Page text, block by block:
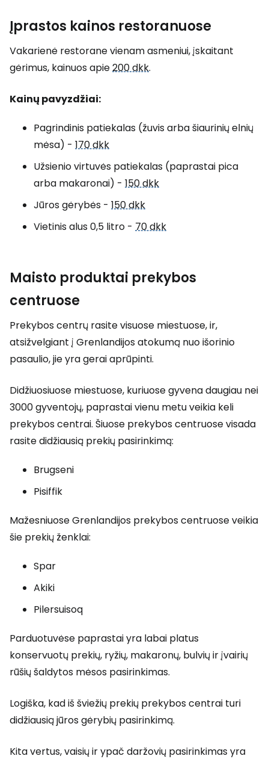
Įprastos kainos restoranuose
Vakarienė restorane vienam asmeniui, įskaitant
gėrimus, kainuos apie200 dkk.
Kainų pavyzdžiai:
Pagrindinis patiekalas (žuvis arba šiaurinių elnių
mėsa) - 170 dkk
Užsienio virtuvės patiekalas (paprastai pica
arba makaronai) - 150 dkk
Jūros gėrybės - 150 dkk
Vietinis alus 0,5 litro - 70 dkk
Maisto produktai prekybos
centruose
Prekybos centrų rasite visuose miestuose, ir,
atsižvelgiant į Grenlandijos atokumą nuo išorinio
pasaulio, jie yra gerai aprūpinti.
Didžiuosiuose miestuose, kuriuose gyvena daugiau nei
3000 gyventojų, paprastai vienu metu veikia keli
prekybos centrai. Šiuose prekybos centruose visada
rasite didžiausią prekių pasirinkimą:
Brugseni
Pisiffik
Mažesniuose Grenlandijos prekybos centruose veikia
šie prekių ženklai:
Spar
Akiki
Pilersuisoq
Parduotuvėse paprastai yra labai platus
konservuotų prekių, ryžių, makaronų, bulvių ir įvairių
rūšių šaldytos mėsos pasirinkimas.
Logiška, kad iš šviežių prekių prekybos centrai turi
didžiausią jūros gėrybių pasirinkimą.
Kita vertus, vaisių ir ypač daržovių pasirinkimas yra